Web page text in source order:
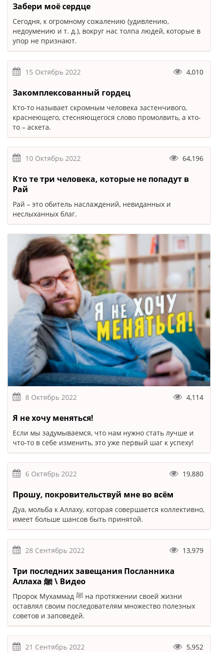
Забери моё сердце
Сегодня, к огромному сожалению (удивлению,
недоумению и т. д.), вокруг нас толпа людей, которые в
упор не признают.
15 Октябрь 2022 4,010
Закомплексованный гордец
Кто-то называет скромным человека застенчивого,
краснеющего, стесняющегося слово промолвить, а кто-
то – аскета.
10 Октябрь 2022 64,196
Кто те три человека, которые не попадут в
Рай
Рай – это обитель наслаждений, невиданных и
неслыханных благ.
8 Октябрь 2022 4,114
Я не хочу меняться!
Если мы задумываемся, что нам нужно стать лучше и
что-то в себе изменить, это уже первый шаг к успеху!
6 Октябрь 2022 19,880
Прошу, покровительствуй мне во всём
Дуа, мольба к Аллаху, которая совершается коллективно,
имеет больше шансов быть принятой.
28 Сентябрь 2022 13,979
Три последних завещания Посланника
Аллаха ﷺ \ Видео
Пророк Мухаммад ﷺ на протяжении своей жизни
оставлял своим последователям множество полезных
советов и заповедей.
21 Сентябрь 2022 5,952